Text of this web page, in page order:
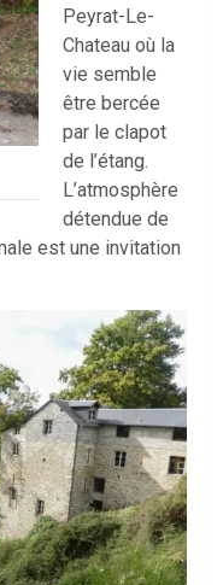
Peyrat-Le-
Chateau où la
vie semble
être bercée
par le clapot
de l’étang.
L’atmosphère
détendue de
est une invitation